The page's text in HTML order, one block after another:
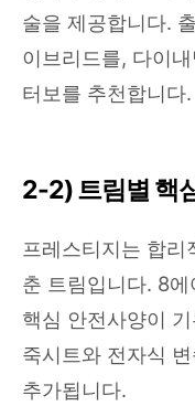
술을 제공합니다.
이브리드를, 다이
터보를 추천합니다.
2-2) 트림별 핵
프레스티지는 합
춘 트림입니다. 8
핵심 안전사양이
죽시트와 전자식
추가됩니다.